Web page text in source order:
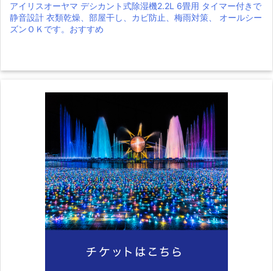
アイリスオーヤマ デシカント式除湿機2.2L 6畳用 タイマー付きで
静音設計 衣類乾燥、部屋干し、カビ防止、梅雨対策、 オールシー
ズンＯＫです。おすすめ